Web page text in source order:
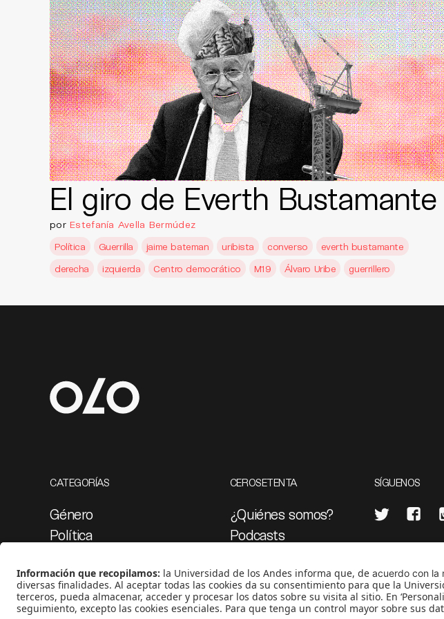
El giro de Everth Bustamante
por Estefanía Avella Bermúdez
Política
Guerrilla jaime bateman uribista converso
everth bustamante
derecha
izquierda Centro democrático M19 Álvaro Uribe guerrillero
CATEGORÍAS
Género
Política
Medio ambiente
Medios y periodismo
CEROSETENTA
¿Quiénes somos?
Podcasts
Proyectos 070
SÍGUENOS
CONTÁCTANOS